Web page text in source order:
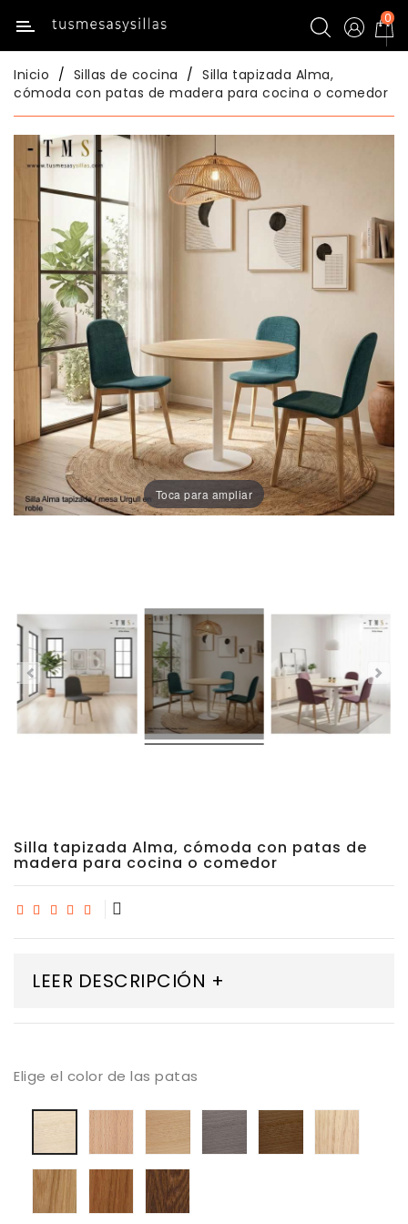
Categoría
Inicio
Mesas
De
Cocina
Sillas
Cocina
Mesas
Comedor
Sillas
Comedor
Porcelánico
Dekton
Exterior/jardín
0
Inicio Sillas de cocina
Silla tapizada Alma,
cómoda con patas de madera para cocina o comedor
Toca para ampliar
Silla tapizada Alma, cómoda con patas de
madera para cocina o comedor
LEER DESCRIPCIÓN +
Elige el color de las patas
Madera
Haya
blanqueada
Madera
de
haya
barnizada
natural
tostada
Madera
color
madera
Haya
color
Madera
barnizado
Madera
roble
color
Madera
roble
color